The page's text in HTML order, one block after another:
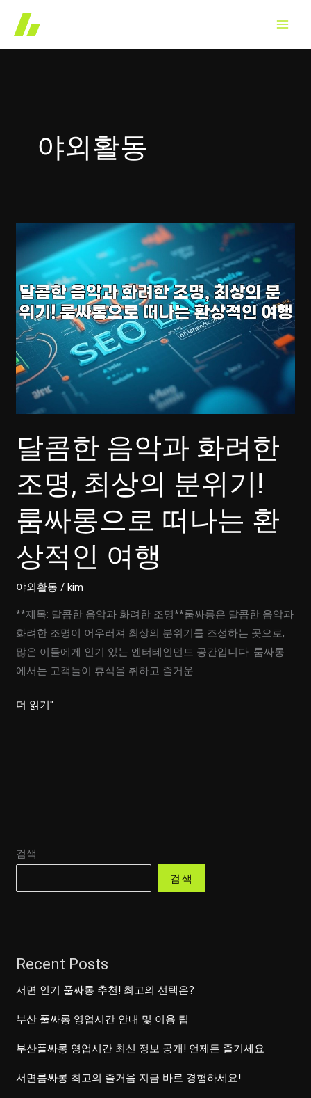
츠
야외활동
달콤한 음악과 화려한
조명, 최상의 분위기!
룸싸롱으로 떠나는 환
상적인 여행
야외활동 /kim
**제목: 달콤한 음악과 화려한 조명**룸싸롱은 달콤한 음악과
화려한 조명이 어우러져 최상의 분위기를 조성하는 곳으로,
많은 이들에게 인기 있는 엔터테인먼트 공간입니다. 룸싸롱
에서는 고객들이 휴식을 취하고 즐거운
달
한
명,
분
위
룸
싸
으
더 읽기"
검색
검색
Recent Posts
서면 인기 풀싸롱 추천! 최고의 선택은?
부산 풀싸롱 영업시간 안내 및 이용 팁
부산풀싸롱 영업시간 최신 정보 공개! 언제든 즐기세요
서면룸싸롱 최고의 즐거움 지금 바로 경험하세요!